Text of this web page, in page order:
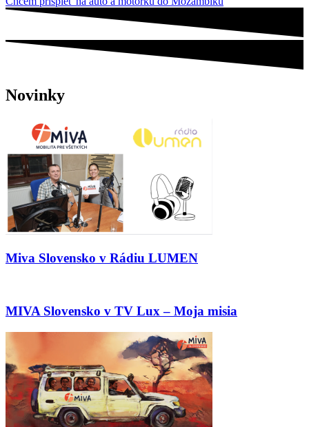
Novinky
Miva Slovensko v Rádiu LUMEN
MIVA Slovensko v TV Lux – Moja misia